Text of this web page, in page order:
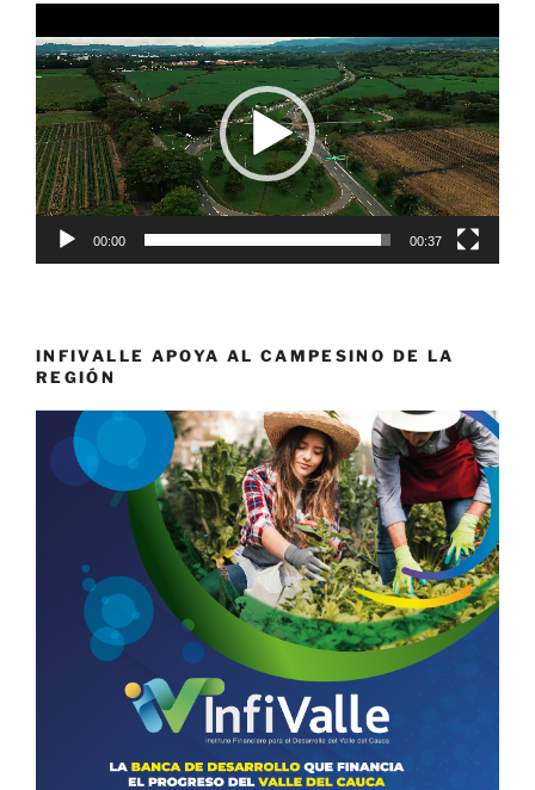
de
vídeo
00:00 00:37
INFIVALLE APOYA AL CAMPESINO DE LA
REGIÓN